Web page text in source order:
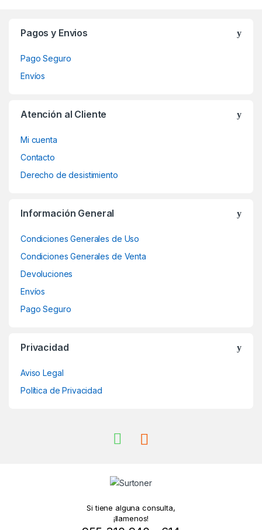
Pagos y Envios
Pago Seguro
Envíos
Atención al Cliente
Mi cuenta
Contacto
Derecho de desistimiento
Información General
Condiciones Generales de Uso
Condiciones Generales de Venta
Devoluciones
Envíos
Pago Seguro
Privacidad
Aviso Legal
Política de Privacidad
Si tiene alguna consulta,
¡llamenos!